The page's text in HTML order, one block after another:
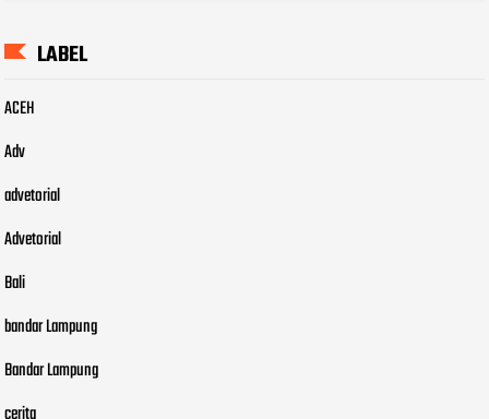
LABEL
ACEH
Adv
advetorial
Advetorial
Bali
bandar Lampung
Bandar Lampung